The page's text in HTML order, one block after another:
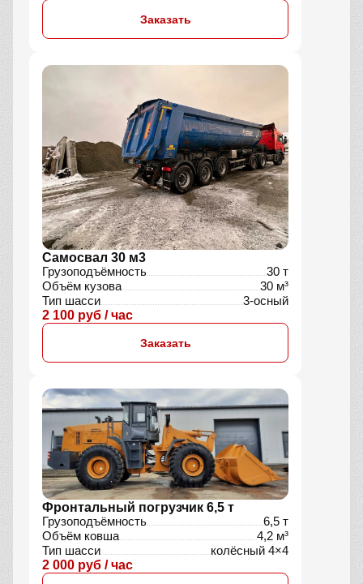
Заказать
Самосвал 30 м3
Грузоподъёмность
30 т
Объём кузова
30 м³
Тип шасси
3-осный
2 100 руб / час
Заказать
Фронтальный погрузчик 6,5 т
Грузоподъёмность
6,5 т
Объём ковша
4,2 м³
Тип шасси
колёсный 4×4
2 000 руб / час